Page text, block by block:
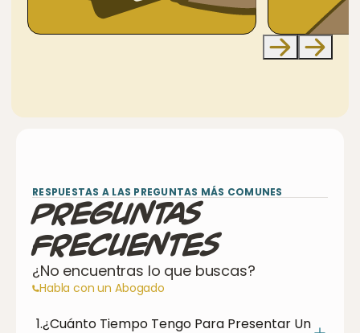
RESPUESTAS A LAS PREGUNTAS MÁS COMUNES
Preguntas
Frecuentes
¿No encuentras lo que buscas?
Habla con un Abogado
1.¿Cuánto Tiempo Tengo Para Presentar Un